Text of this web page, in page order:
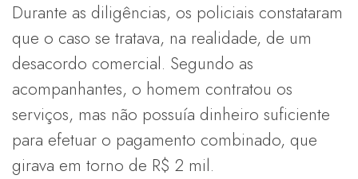
Durante as diligências, os policiais constataram
que o caso se tratava, na realidade, de um
desacordo comercial. Segundo as
acompanhantes, o homem contratou os
serviços, mas não possuía dinheiro suficiente
para efetuar o pagamento combinado, que
girava em torno de R$ 2 mil.